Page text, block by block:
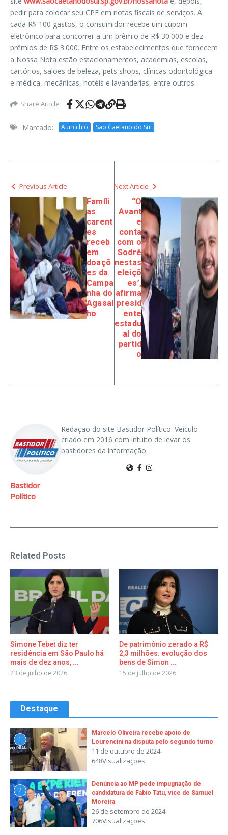
pedir para colocar seu CPF em notas fiscais de serviços. A
cada R$ 100 gastos, o consumidor recebe um cupom
eletrônico para concorrer a um prêmio de R$ 30.000 e dez
prêmios de R$ 3.000. Entre os estabelecimentos que fornecem
a Nossa Nota estão estacionamentos, academias, escolas,
cartórios, salões de beleza, pets shops, clínicas odontológica
e médica, mecânicas, hotéis e lavanderias, entre outros.
Share Article
Marcado: Auricchio São Caetano do Sul
Previous Article
Famíli
as
carent
es
receb
em
doaçõ
es da
Campa
nha do
Agasal
ho
Next Article
“O
Avant
e
conta
com o
Sodré
nestas
eleiçõ
es’,
afirma
presid
ente
estadu
al do
partid
o
Bastidor
Político
Redação do site Bastidor Político. Veículo
criado em 2016 com intuito de levar os
bastidores da informação.
Related Posts
Simone Tebet diz ter
residência em São Paulo há
mais de dez anos, ...
23 de julho de 2026
De patrimônio zerado a R$
2,3 milhões: evolução dos
bens de Simon ...
15 de julho de 2026
Destaque
1
Marcelo Oliveira recebe apoio de
Lourencini na disputa pelo segundo turno
11 de outubro de 2024
648Visualizações
2
Denúncia ao MP pede impugnação de
candidatura de Fabio Tatu, vice de Samuel
Moreira
26 de setembro de 2024
706Visualizações